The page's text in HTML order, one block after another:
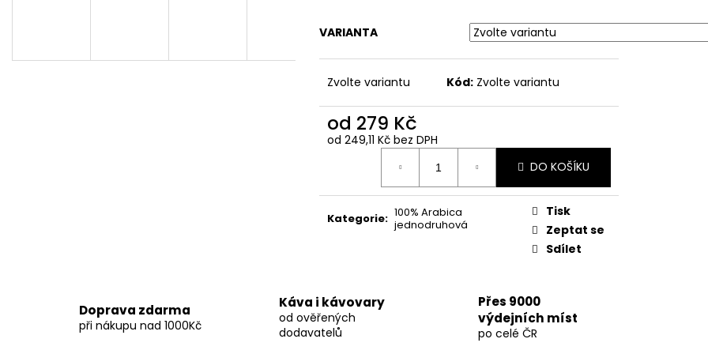
VARIANTA
Zvolte variantu Kód: Zvolte variantu
od 279 Kč
od 249,11 Kč bez DPH
DO KOŠÍKU
Kategorie: 100% Arabica
jednodruhová
Tisk
Zeptat se
Sdílet
Doprava zdarma
při nákupu nad 1000Kč
Káva i kávovary
od ověřených
dodavatelů
Přes 9000
výdejních míst
po celé ČR